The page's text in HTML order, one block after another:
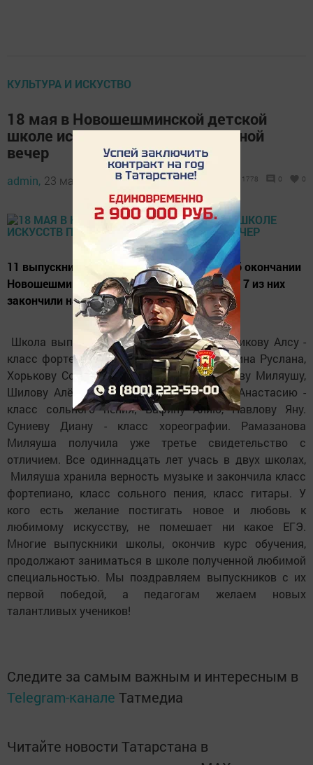
КУЛЬТУРА И ИСКУСТВО
18 мая в Новошешминской детской
школе искусств прошел выпускной
вечер
admin, 23 мая 2018 - 08:47 1778 0 0
11 выпускников получили свидетельства об окончании
Новошешминской детской школы искусств, 7 из них
закончили на отлично.
Школа выпустила Пасичник Данилу, Ситдикову Алсу -
класс фортепиано; Бадяева Степана, Роднина Руслана,
Хорькову Софью - класс баяна; Рамазанову Миляушу,
Шилову Алёну - класс гитары; Семенову Анастасию -
класс сольного пения; Вафину Алию, Павлову Яну.
Суниеву Диану - класс хореографии. Рамазанова
Миляуша получила уже третье свидетельство с
отличием. Все одиннадцать лет учась в двух школах,
Миляуша хранила верность музыке и закончила класс
фортепиано, класс сольного пения, класс гитары. У
кого есть желание постигать новое и любовь к
любимому искусству, не помешает ни какое ЕГЭ.
Многие выпускники школы, окончив курс обучения,
продолжают заниматься в школе полученной любимой
специальностью. Мы поздравляем выпускников с их
первой победой, а педагогам желаем новых
талантливых учеников!
Следите за самым важным и интересным в
Telegram-канале Татмедиа
Читайте новости Татарстана в